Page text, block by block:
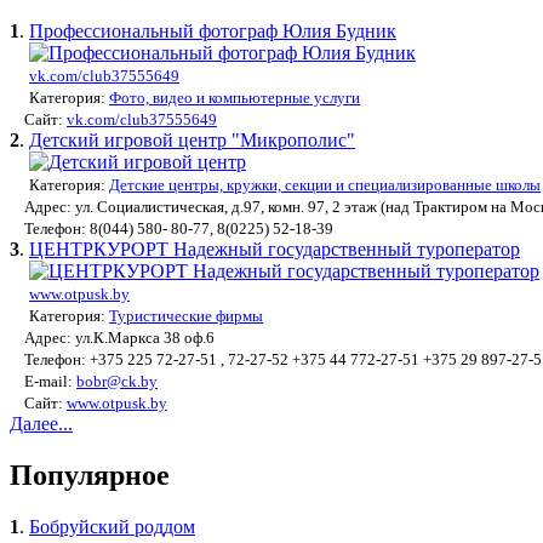
1. Профессиональный фотограф Юлия Будник
vk.com/club37555649
Категория: Фото, видео и компьютерные услуги
Сайт: vk.com/club37555649
2. Детский игровой центр "Микрополис"
Категория: Детские центры, кружки, секции и специализированные школы
Адрес: ул. Социалистическая, д.97, комн. 97, 2 этаж (над Трактиром на
Телефон: 8(044) 580- 80-77, 8(0225) 52-18-39
3. ЦЕНТРКУРОРТ Надежный государственный туроператор
www.otpusk.by
Категория: Туристические фирмы
Адрес: ул.К.Маркса 38 оф.6
Телефон: +375 225 72-27-51 , 72-27-52 +375 44 772-27-51 +375 29 897-27-
E-mail: bobr@ck.by
Сайт: www.otpusk.by
Далее...
Популярное
1. Бобруйский роддом